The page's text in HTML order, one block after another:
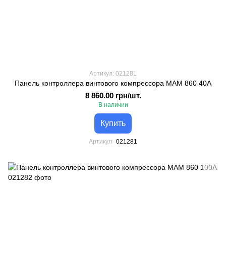
Артикул: 021281
Панель контроллера винтового компрессора МАМ 860 40А
8 860.00 грн/шт.
В наличии
Купить
Артикул 021281